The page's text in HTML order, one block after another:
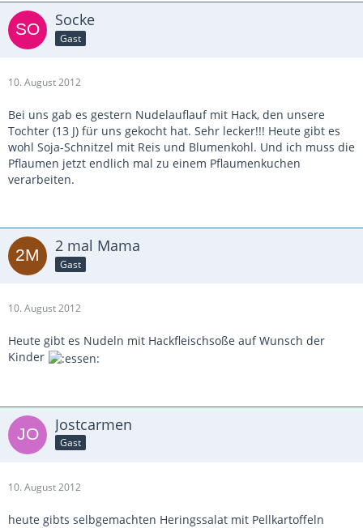
Socke
Gast
10. August 2012
Bei uns gab es gestern Nudelauflauf mit Hack, den unsere
Tochter (13 J) für uns gekocht hat. Sehr lecker!!! Heute gibt es
wohl Soja-Schnitzel mit Reis und Blumenkohl. Und ich muss die
Pflaumen jetzt endlich mal zu einem Pflaumenkuchen
verarbeiten.
2 mal Mama
Gast
10. August 2012
Heute gibt es Nudeln mit Hackfleischsoße auf Wunsch der
Kinder
Jostcarmen
Gast
10. August 2012
heute gibts selbgemachten Heringssalat mit Pellkartoffeln